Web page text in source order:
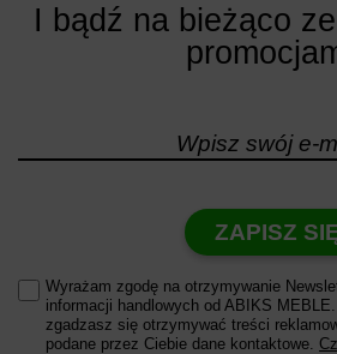
I bądź na bieżąco
ZAPISZ
Wyrażam zgodę na otrzymywanie
informacji handlowych od ABIKS
zgadzasz się otrzymywać treści
podane przez Ciebie dane kontaktowe.